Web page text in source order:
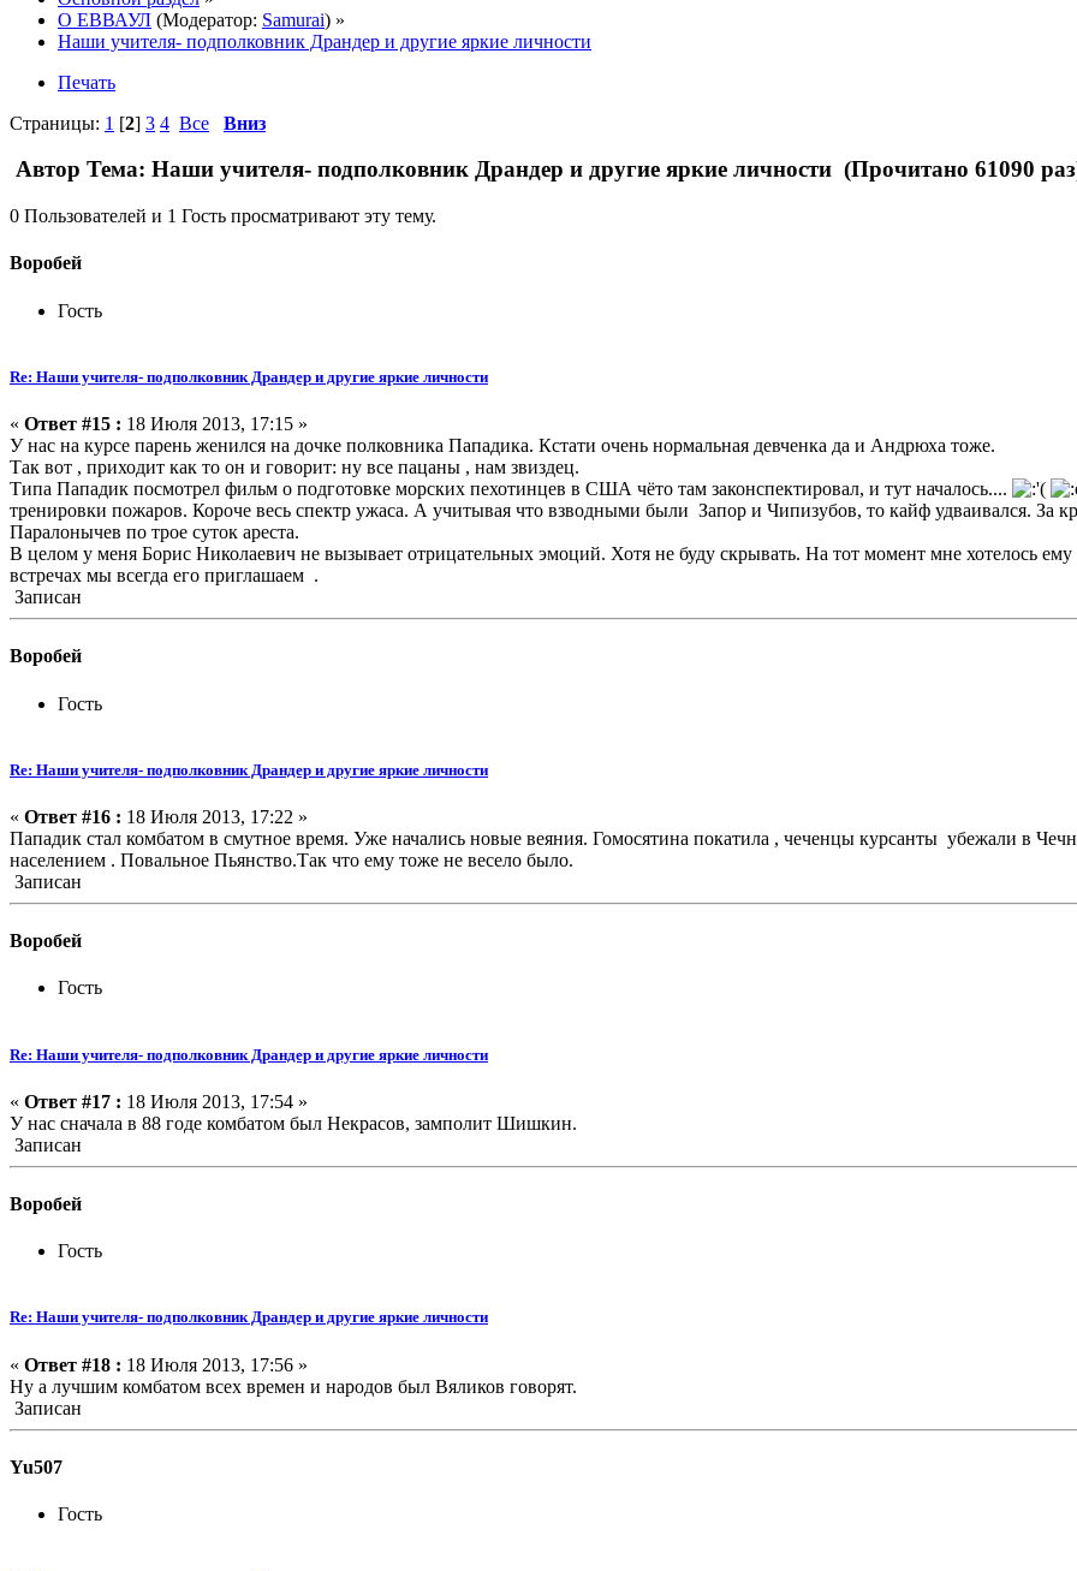
О ЕВВАУЛ (Модератор: Samurai) »
Наши учителя- подполковник Драндер и другие яркие личности
Печать
Страницы: 1 [2] 3 4 Все Вниз
Автор Тема: Наши учителя- подполковник Драндер и другие яркие личности (Прочитано 61090
0 Пользователей и 1 Гость просматривают эту тему.
Воробей
Гость
Re: Наши учителя- подполковник Драндер и другие яркие личности
« Ответ #15 : 18 Июля 2013, 17:15 »
У нас на курсе парень женился на дочке полковника Пападика. Кстати очень нормальная девченка да и Андрюха тоже.
Так вот , приходит как то он и говорит: ну все пацаны , нам звиздец.
Типа Пападик посмотрел фильм о подготовке морских пехотинцев в США чёто там законспектировал, и тут началось....
тренировки пожаров. Короче весь спектр ужаса. А учитывая что взводными были Запор и Чипизубов, то кайф удваивался. За
Паралонычев по трое суток ареста.
В целом у меня Борис Николаевич не вызывает отрицательных эмоций. Хотя не буду скрывать. На тот момент мне хотелось
встречах мы всегда его приглашаем .
Записан
Воробей
Гость
Re: Наши учителя- подполковник Драндер и другие яркие личности
« Ответ #16 : 18 Июля 2013, 17:22 »
Пападик стал комбатом в смутное время. Уже начались новые веяния. Гомосятина покатила , чеченцы курсанты убежали в
населением . Повальное Пьянство.Так что ему тоже не весело было.
Записан
Воробей
Гость
Re: Наши учителя- подполковник Драндер и другие яркие личности
« Ответ #17 : 18 Июля 2013, 17:54 »
У нас сначала в 88 годе комбатом был Некрасов, замполит Шишкин.
Записан
Воробей
Гость
Re: Наши учителя- подполковник Драндер и другие яркие личности
« Ответ #18 : 18 Июля 2013, 17:56 »
Ну а лучшим комбатом всех времен и народов был Вяликов говорят.
Записан
Yu507
Гость